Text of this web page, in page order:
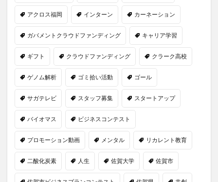
アクロス福岡 インターン カーネーション
ガバメントクラウドファンディング キャリア学習
ギフト クラウドファンディング クラーク高校
ゲノム解析 ゴミ拾い活動 ゴール
サガテレビ スタッフ募集 スタートアップ
バイオマス ビジネスコンテスト
プロモーション動画 メンタル リカレント教育
二酸化炭素 人生 佐賀大学 佐賀市